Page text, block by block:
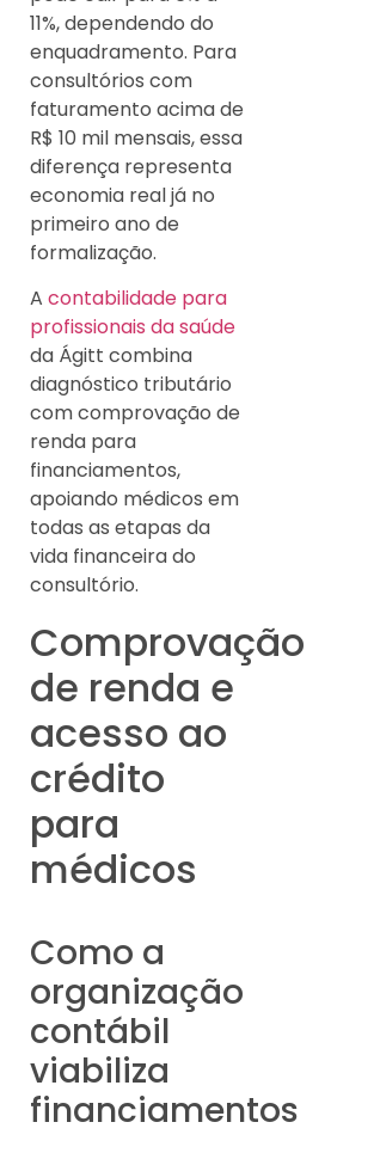
11%, dependendo do
enquadramento. Para
consultórios com
faturamento acima de
R$ 10 mil mensais, essa
diferença representa
economia real já no
primeiro ano de
formalização.
A contabilidade para
profissionais da saúde
da Ágitt combina
diagnóstico tributário
com comprovação de
renda para
financiamentos,
apoiando médicos em
todas as etapas da
vida financeira do
consultório.
Comprovação
de renda e
acesso ao
crédito
para
médicos
Como a
organização
contábil
viabiliza
financiamentos